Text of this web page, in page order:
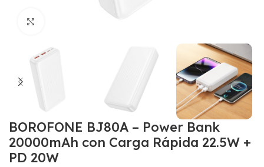
Click para agrandar
BOROFONE BJ80A – Power Bank
20000mAh con Carga Rápida 22.5W +
PD 20W